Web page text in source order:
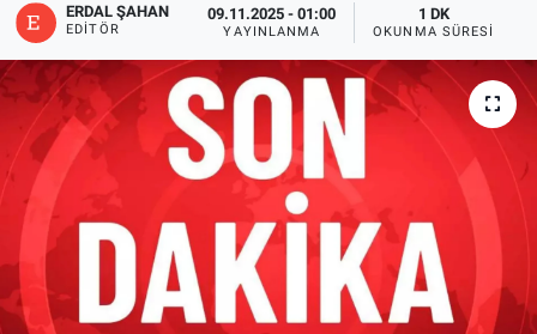
ERDAL ŞAHAN
EDITÖR
09.11.2025 - 01:00
YAYINLANMA
1 DK
OKUNMA SÜRESI